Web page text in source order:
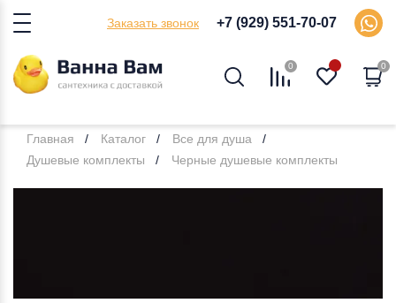
Заказать звонок +7 (929) 551-70-07
0 0
Главная Каталог
Все для душа
Душевые комплекты
Черные душевые комплекты